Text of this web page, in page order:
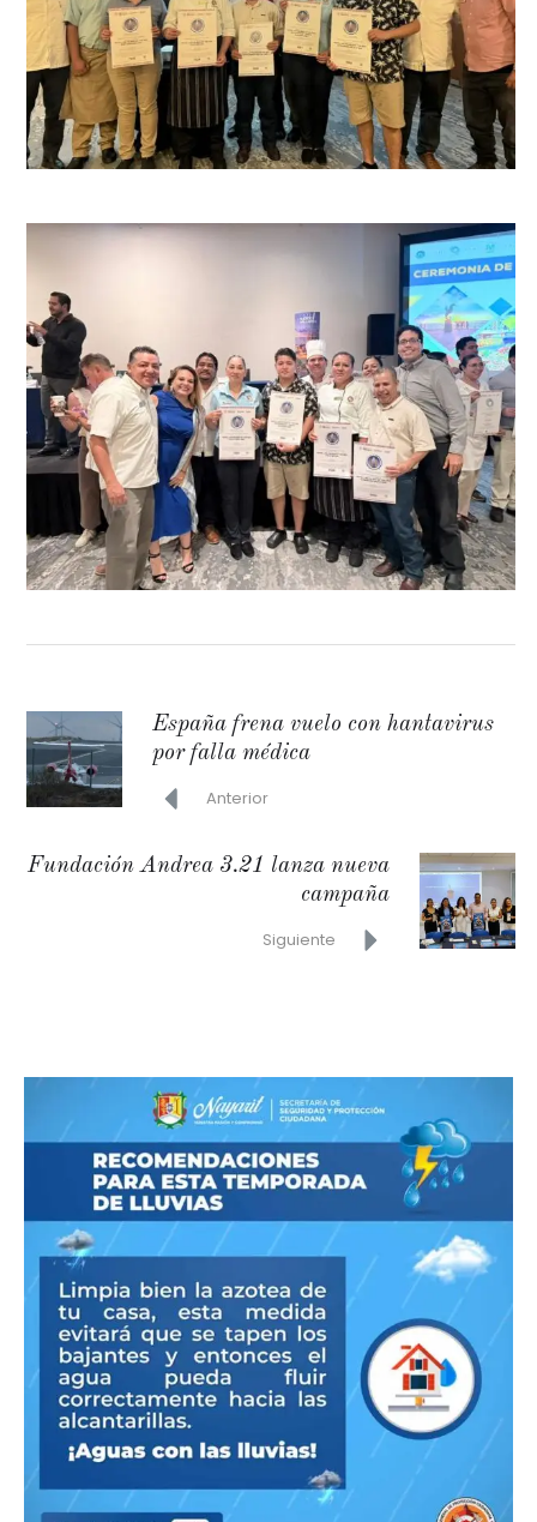
España frena vuelo con hantavirus
por falla médica
Anterior
Fundación Andrea 3.21 lanza nueva
campaña
Siguiente